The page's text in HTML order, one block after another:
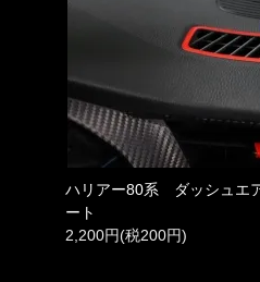
ハリアー80系 ダッシュエ
ート
2,200円(税200円)